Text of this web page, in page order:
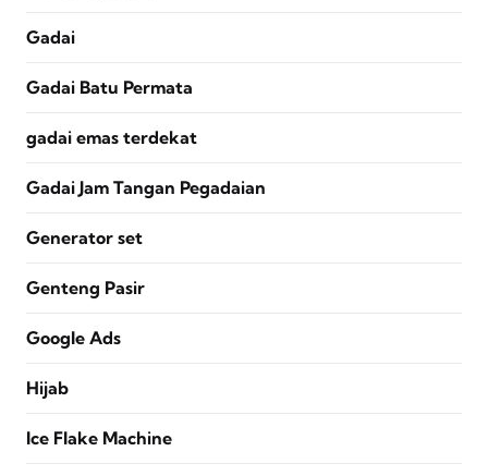
Gadai
Gadai Batu Permata
gadai emas terdekat
Gadai Jam Tangan Pegadaian
Generator set
Genteng Pasir
Google Ads
Hijab
Ice Flake Machine